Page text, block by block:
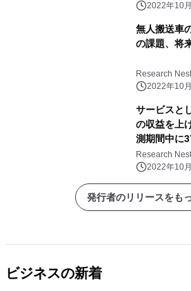
起因する可
2022年10
無人搬送車
の課題、将
Research
2022年10
サービスと
の収益を上
測期間中に
推定されて
Research
2022年10
発行者のリリースをも
ビジネスの新着